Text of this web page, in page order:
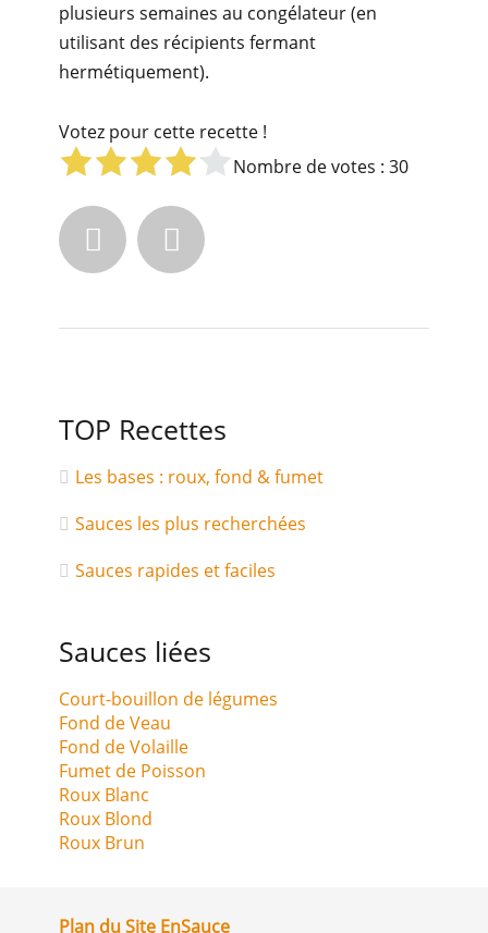
plusieurs semaines au congélateur (en
utilisant des récipients fermant
hermétiquement).
Votez pour cette recette !
Nombre de votes : 30
 
TOP Recettes
Les bases : roux, fond & fumet
Sauces les plus recherchées
Sauces rapides et faciles
Sauces liées
Court-bouillon de légumes
Fond de Veau
Fond de Volaille
Fumet de Poisson
Roux Blanc
Roux Blond
Roux Brun
Plan du Site EnSauce